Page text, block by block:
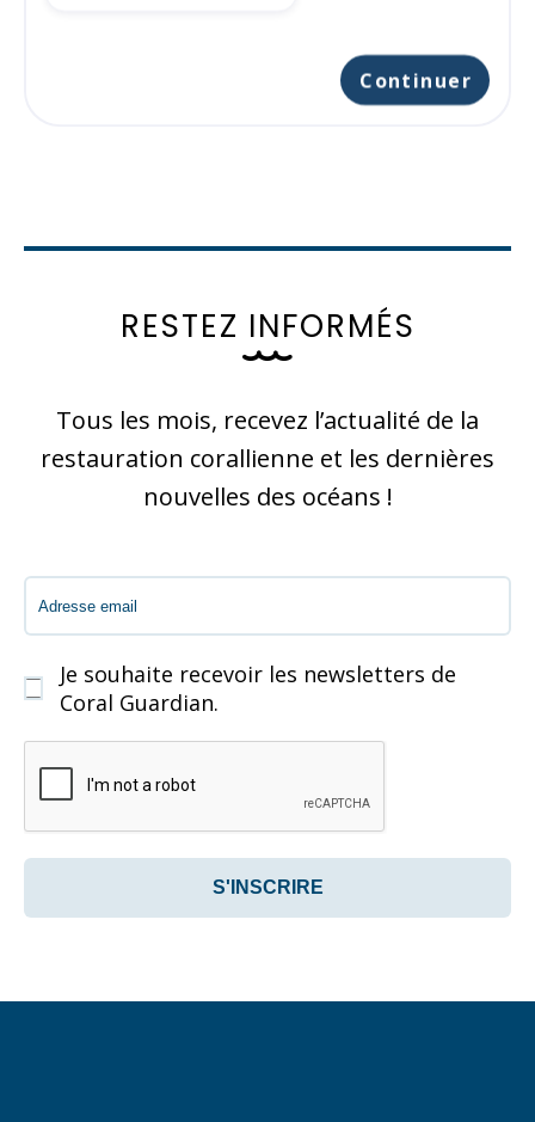
Continuer
RESTEZ INFORMÉS
Tous les mois, recevez l’actualité de la
restauration corallienne et les dernières
nouvelles des océans !
Je souhaite recevoir les newsletters de
Coral Guardian.